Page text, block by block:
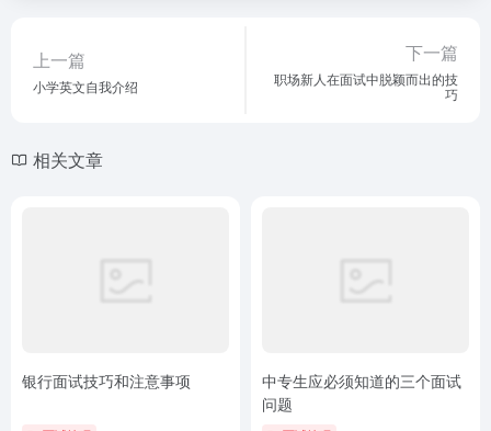
上一篇
小学英文自我介绍
下一篇
职场新人在面试中脱颖而出的技
巧
相关文章
银行面试技巧和注意事项
中专生应必须知道的三个面试
问题